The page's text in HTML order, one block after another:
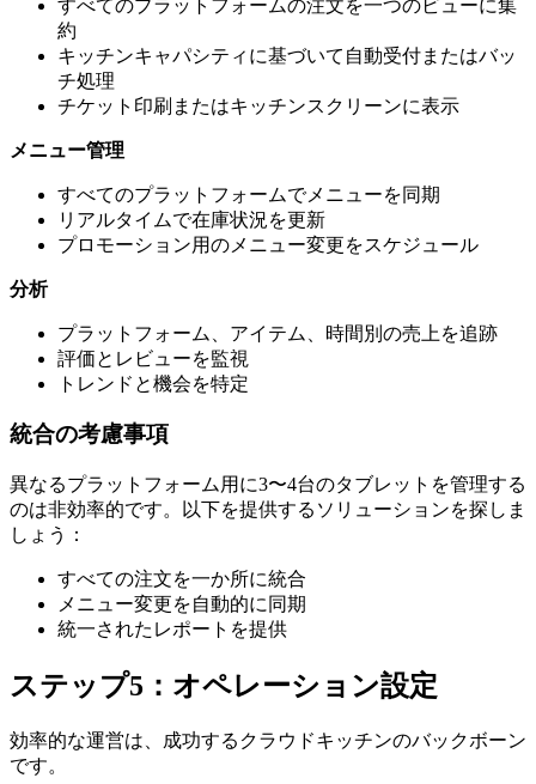
すべてのプラットフォームの注文を一つのビューに集
約
キッチンキャパシティに基づいて自動受付またはバッ
チ処理
チケット印刷またはキッチンスクリーンに表示
メニュー管理
すべてのプラットフォームでメニューを同期
リアルタイムで在庫状況を更新
プロモーション用のメニュー変更をスケジュール
分析
プラットフォーム、アイテム、時間別の売上を追跡
評価とレビューを監視
トレンドと機会を特定
統合の考慮事項
異なるプラットフォーム用に3〜4台のタブレットを管理する
のは非効率的です。以下を提供するソリューションを探しま
しょう：
すべての注文を一か所に統合
メニュー変更を自動的に同期
統一されたレポートを提供
ステップ5：オペレーション設定
効率的な運営は、成功するクラウドキッチンのバックボーン
です。